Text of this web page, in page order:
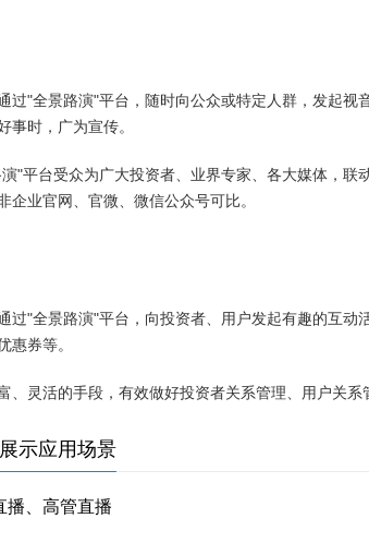
过"全景路演"平台，随时向公众或特定人群，发起
事时，广为宣传。
"平台受众为广大投资者、业界专家、各大媒体，
企业官网、官微、微信公众号可比。
过"全景路演"平台，向投资者、用户发起有趣的互动
惠券等。
、灵活的手段，有效做好投资者关系管理、用户关
示应用场景
播、高管直播